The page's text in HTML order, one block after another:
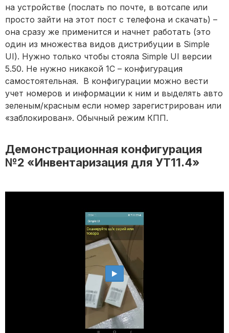
на устройстве (послать по почте, в вотсапе или
просто зайти на этот пост с телефона и скачать) –
она сразу же применится и начнет работать (это
один из множества видов дистрибуции в Simple
UI). Нужно только чтобы стояла Simple UI версии
5.50. Не нужно никакой 1С – конфигурация
самостоятельная. В конфигурации можно вести
учет номеров и информации к ним и выделять авто
зеленым/красным если номер зарегистрирован или
«заблокирован». Обычный режим КПП.
Демонстрационная конфигурация
№2 «Инвентаризация для УТ11.4»